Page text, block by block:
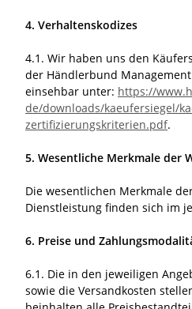
4. Verhaltenskodizes
4.1. Wir haben uns den
der Händlerbund
einsehbar unter: https://
de/downloads/kaeufersiegel/
zertifizierungskriterien.pdf.
5. Wesentliche Merkmale der
Die wesentlichen Merkmale
Dienstleistung finden sich im
6. Preise und
6.1. Die in den jeweiligen
sowie die Versandkosten